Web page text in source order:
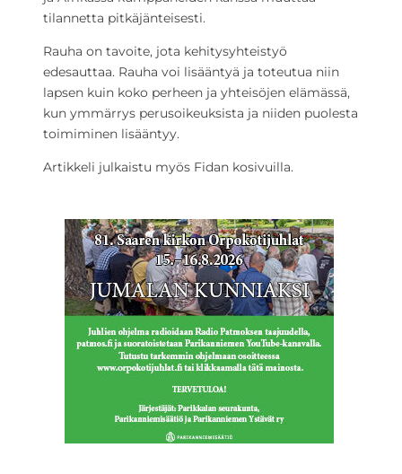
tilannetta pitkäjänteisesti.
Rauha on tavoite, jota kehitysyhteistyö
edesauttaa. Rauha voi lisääntyä ja toteutua niin
lapsen kuin koko perheen ja yhteisöjen elämässä,
kun ymmärrys perusoikeuksista ja niiden puolesta
toimiminen lisääntyy.
Artikkeli julkaistu myös Fidan kosivuilla.